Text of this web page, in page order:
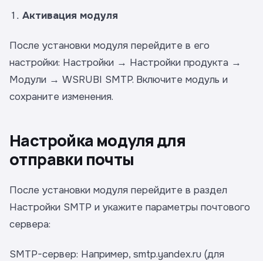
Активация модуля
После установки модуля перейдите в его
настройки: Настройки → Настройки продукта →
Модули → WSRUBI SMTP. Включите модуль и
сохраните изменения.
Настройка модуля для
отправки почты
После установки модуля перейдите в раздел
Настройки SMTP и укажите параметры почтового
сервера:
SMTP-сервер: Например, smtp.yandex.ru (для